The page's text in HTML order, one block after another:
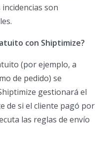
son
con Shiptimize?
(por ejemplo, a
de pedido) se
gestionará el
de si el cliente pagó por
las reglas de envío